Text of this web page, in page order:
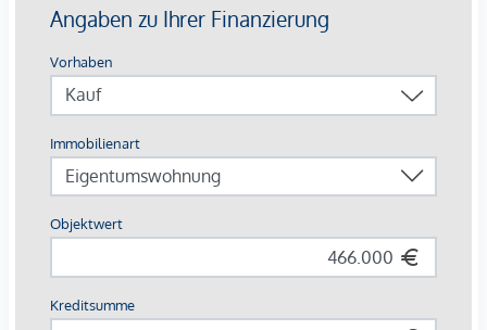
Parkett- und Feinsteinzeugböden
Holzoberflächen & Brettsperrholzdecken
Fußbodenheizung & -temperierung
Außenliegender Sonnenschutz (Raffstores, EG mit
Rollläden)
Moderne Lüftungssysteme mit Fensterspaltlüftern
von EUR 286.000,- bis EUR 1.238.000,- netto zzgl. 20% USt.